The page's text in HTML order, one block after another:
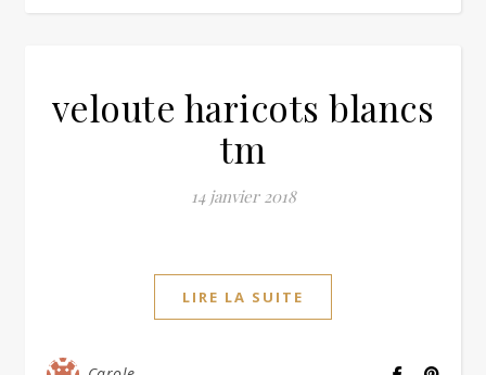
veloute haricots blancs
tm
14 janvier 2018
LIRE LA SUITE